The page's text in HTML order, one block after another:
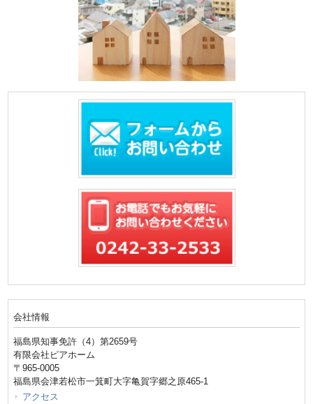
会社情報
福島県知事免許（4）第2659号
有限会社ピアホーム
〒965-0005
福島県会津若松市一箕町大字亀賀字郷之原465-1
アクセス